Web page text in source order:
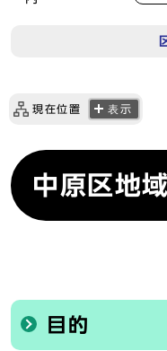
現在位置 表示
中原区地
目的